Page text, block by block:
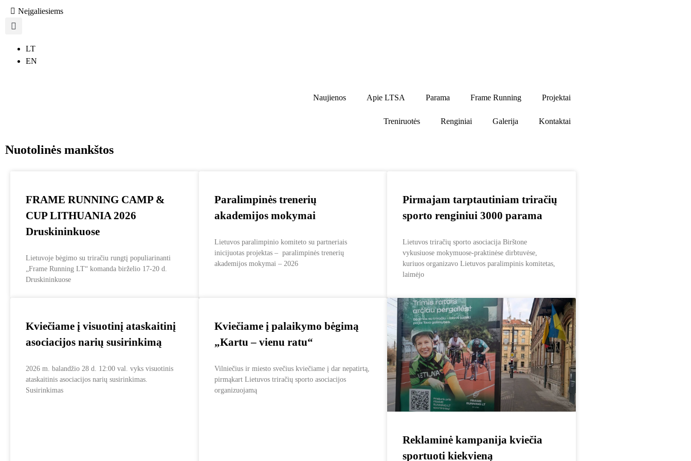
Neįgaliesiems
LT
EN
Naujienos Apie LTSA Parama Frame Running Projektai
Treniruotės Renginiai Galerija Kontaktai
Nuotolinės mankštos
FRAME RUNNING CAMP &
CUP LITHUANIA 2026
Druskininkuose
Lietuvoje bėgimo su triračiu rungtį populiarinanti
„Frame Running LT“ komanda birželio 17-20 d.
Druskininkuose
Paralimpinės trenerių
akademijos mokymai
Lietuvos paralimpinio komiteto su partneriais
inicijuotas projektas – paralimpinės trenerių
akademijos mokymai – 2026
Pirmajam tarptautiniam triračių
sporto renginiui 3000 parama
Lietuvos triračių sporto asociacija Birštone
vykusiuose mokymuose-praktinėse dirbtuvėse,
kuriuos organizavo Lietuvos paralimpinis komitetas,
laimėjo
Kviečiame į visuotinį ataskaitinį
asociacijos narių susirinkimą
2026 m. balandžio 28 d. 12:00 val. vyks visuotinis
ataskaitinis asociacijos narių susirinkimas.
Susirinkimas
Kviečiame į palaikymo bėgimą
„Kartu – vienu ratu“
Vilniečius ir miesto svečius kviečiame į dar nepatirtą,
pirmąkart Lietuvos triračių sporto asociacijos
organizuojamą
Reklaminė kampanija kviečia
sportuoti kiekvieną